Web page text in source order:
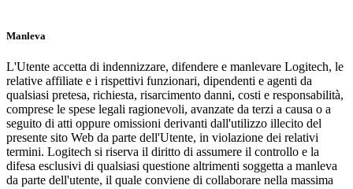
Manleva
L'Utente accetta di indennizzare, difendere e manlevare Logitech, le
relative affiliate e i rispettivi funzionari, dipendenti e agenti da
qualsiasi pretesa, richiesta, risarcimento danni, costi e responsabilità,
comprese le spese legali ragionevoli, avanzate da terzi a causa o a
seguito di atti oppure omissioni derivanti dall'utilizzo illecito del
presente sito Web da parte dell'Utente, in violazione dei relativi
termini. Logitech si riserva il diritto di assumere il controllo e la
difesa esclusivi di qualsiasi questione altrimenti soggetta a manleva
da parte dell'utente, il quale conviene di collaborare nella massima